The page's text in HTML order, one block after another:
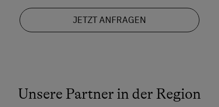
JETZT ANFRAGEN
Unsere Partner in der Region